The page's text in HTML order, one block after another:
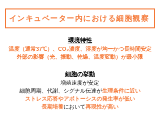
インキュベーター内における細胞観察
環境特性
温度（通常37℃）、CO₂濃度、湿度が均一かつ長時間安定
外部の影響（光、振動、乾燥、温度変動）が最小限
細胞の挙動
増殖速度が安定
細胞周期、代謝、シグナル伝達が生理条件に近い
ストレス応答やアポトーシスの発生率が低い
長期培養において再現性が高い